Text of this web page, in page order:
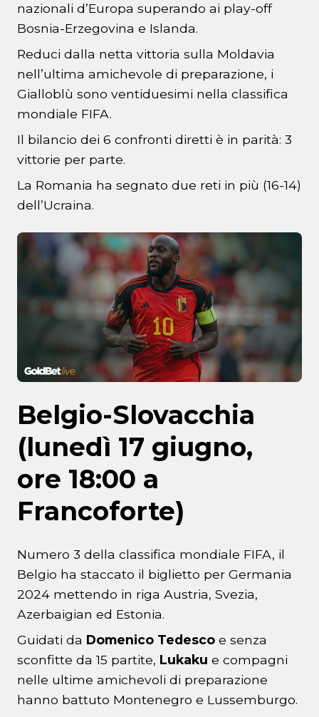
nazionali d’Europa superando ai play-off
Bosnia-Erzegovina e Islanda.
Reduci dalla netta vittoria sulla Moldavia
nell’ultima amichevole di preparazione, i
Gialloblù sono ventiduesimi nella classifica
mondiale FIFA.
Il bilancio dei 6 confronti diretti è in parità: 3
vittorie per parte.
La Romania ha segnato due reti in più (16-14)
dell’Ucraina.
Belgio-Slovacchia
(lunedì 17 giugno,
ore 18:00 a
Francoforte)
Numero 3 della classifica mondiale FIFA, il
Belgio ha staccato il biglietto per Germania
2024 mettendo in riga Austria, Svezia,
Azerbaigian ed Estonia.
Guidati da Domenico Tedesco e senza
sconfitte da 15 partite, Lukaku e compagni
nelle ultime amichevoli di preparazione
hanno battuto Montenegro e Lussemburgo.